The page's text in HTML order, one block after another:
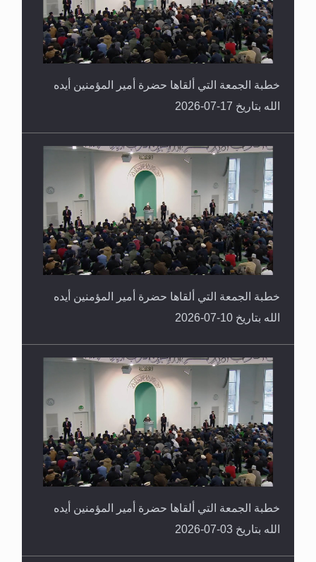
خطبة الجمعة التي ألقاها حضرة أمير المؤمنين أيده
الله بتاريخ 17-07-2026
خطبة الجمعة التي ألقاها حضرة أمير المؤمنين أيده
الله بتاريخ 10-07-2026
خطبة الجمعة التي ألقاها حضرة أمير المؤمنين أيده
الله بتاريخ 03-07-2026